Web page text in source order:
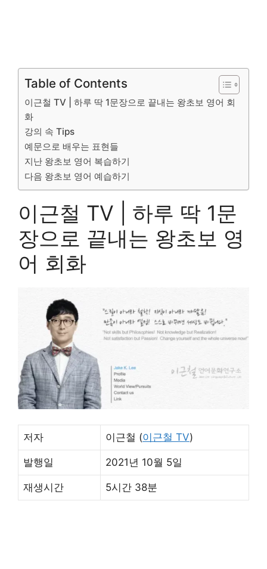
Table of Contents
이근철 TV | 하루 딱 1문장으로 끝내는 왕초보 영어 회
화
강의 속 Tips
예문으로 배우는 표현들
지난 왕초보 영어 복습하기
다음 왕초보 영어 예습하기
이근철 TV | 하루 딱 1문
장으로 끝내는 왕초보 영
어 회화
저자 이근철 (이근철 TV)
발행일 2021년 10월 5일
재생시간 5시간 38분